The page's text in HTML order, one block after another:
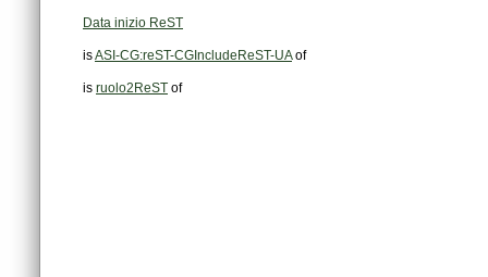
Data inizio ReST
isASI-CG:reST-CGIncludeReST-UAof
is ruolo2ReST of